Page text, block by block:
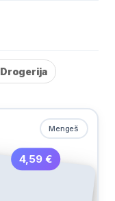
Drogerija
Mengeš
4,59 €